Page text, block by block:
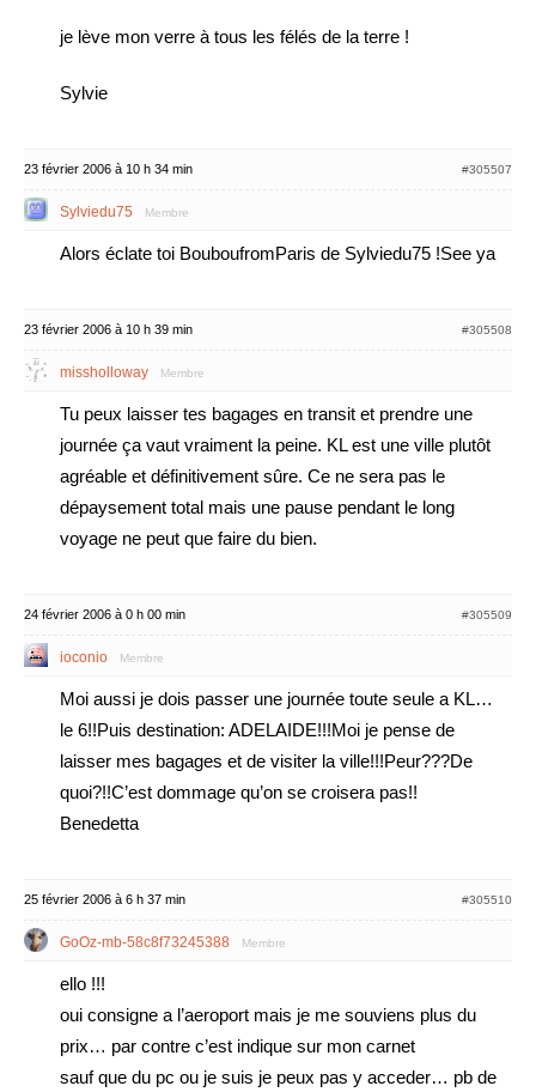
je lève mon verre à tous les félés de la terre !
Sylvie
23 février 2006 à 10 h 34 min #305507
Sylviedu75 Membre
Alors éclate toi BouboufromParis de Sylviedu75 !See ya
23 février 2006 à 10 h 39 min #305508
missholloway Membre
Tu peux laisser tes bagages en transit et prendre une
journée ça vaut vraiment la peine. KL est une ville plutôt
agréable et définitivement sûre. Ce ne sera pas le
dépaysement total mais une pause pendant le long
voyage ne peut que faire du bien.
24 février 2006 à 0 h 00 min #305509
ioconio Membre
Moi aussi je dois passer une journée toute seule a KL…
le 6!!Puis destination: ADELAIDE!!!Moi je pense de
laisser mes bagages et de visiter la ville!!!Peur???De
quoi?!!C’est dommage qu’on se croisera pas!!
Benedetta
25 février 2006 à 6 h 37 min #305510
GoOz-mb-58c8f73245388 Membre
ello !!!
oui consigne a l’aeroport mais je me souviens plus du
prix… par contre c’est indique sur mon carnet
sauf que du pc ou je suis je peux pas y acceder… pb de